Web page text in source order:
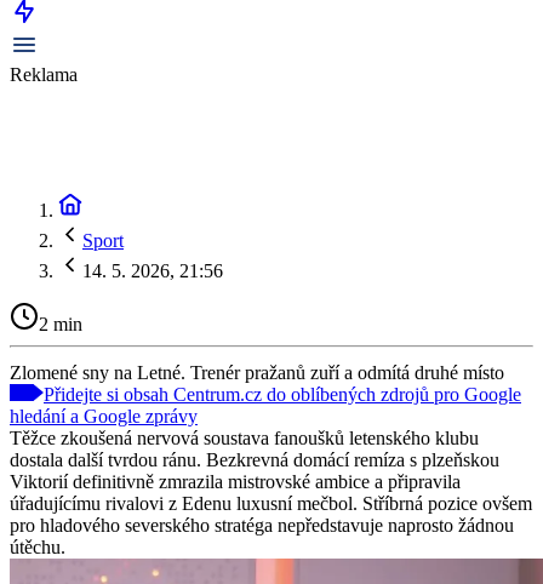
Reklama
Sport
14. 5. 2026, 21:56
2 min
Zlomené sny na Letné. Trenér pražanů zuří a odmítá druhé místo
Přidejte si obsah Centrum.cz do oblíbených zdrojů pro Google
hledání a Google zprávy
Těžce zkoušená nervová soustava fanoušků letenského klubu
dostala další tvrdou ránu. Bezkrevná domácí remíza s plzeňskou
Viktorií definitivně zmrazila mistrovské ambice a připravila
úřadujícímu rivalovi z Edenu luxusní mečbol. Stříbrná pozice ovšem
pro hladového severského stratéga nepředstavuje naprosto žádnou
útěchu.